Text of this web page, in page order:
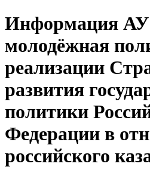
Информация АУ
молодёжная
реализации
развития
политики
Федерации в
российского